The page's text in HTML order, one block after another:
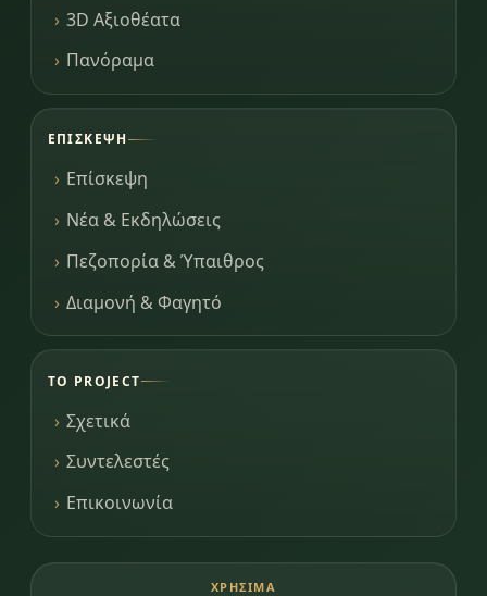
3D Αξιοθέατα
Πανόραμα
ΕΠΊΣΚΕΨΗ
Επίσκεψη
Νέα & Εκδηλώσεις
Πεζοπορία & Ύπαιθρος
Διαμονή & Φαγητό
ΤΟ PROJECT
Σχετικά
Συντελεστές
Επικοινωνία
ΧΡΉΣΙΜΑ